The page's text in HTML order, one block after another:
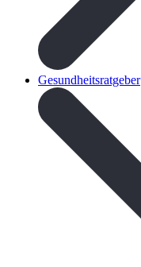
Gesundheitsratgeber